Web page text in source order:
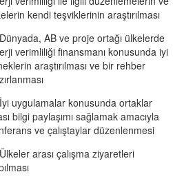
kendi teşviklerinin araştırılması
AB ve proje ortağı ülkelerde
verimliliği finansmanı konusunda iyi
araştırılması ve bir rehber
uygulamalar konusunda ortaklar
bilgi paylaşımı sağlamak amacıyla
ve çalıştaylar düzenlenmesi
arası çalışma ziyaretleri